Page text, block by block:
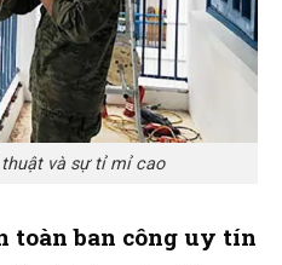
và sự tỉ mỉ cao
toàn ban công uy tín